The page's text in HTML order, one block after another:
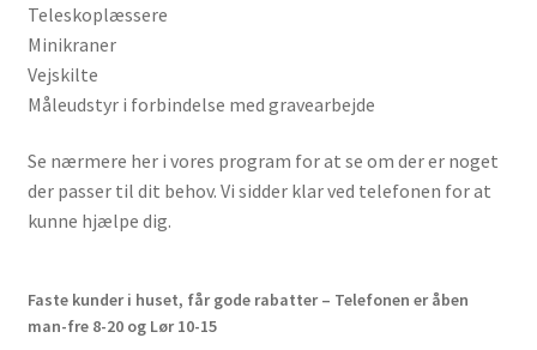
Sponsorer
Tak for dit køb
Test
Udlej dine maskiner
Teleskoplæssere
Minikraner
Vejskilte
Måleudstyr i forbindelse med gravearbejde
Se nærmere her i vores program for at se om der er noget
der passer til dit behov. Vi sidder klar ved telefonen for at
kunne hjælpe dig.
Faste kunder i huset, får gode rabatter – Telefonen er åben
man-fre 8-20 og Lør 10-15